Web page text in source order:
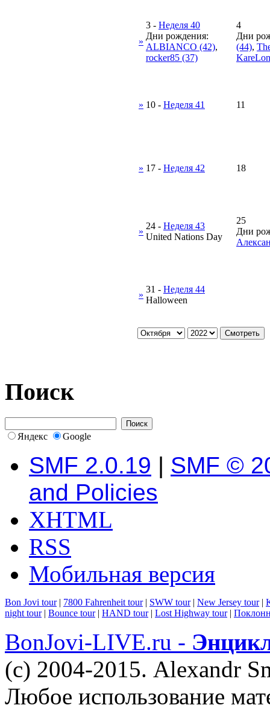
»
3 - Неделя 40
Дни рождения:
ALBIANCO (42),
rocker85 (37)
4
Дни
(44),
» 10 - Неделя 41 11
» 17 - Неделя 42 18
»
24 - Неделя 43
United Nations Day
25
Дни
»
31 - Неделя 44
Halloween
Поиск
Яндекс Google
SMF 2.0.19 | SMF ©
and Policies
XHTML
RSS
Мобильная версия
Bon Jovi tour| 7800 Fahrenheit tour| SWW tour| New Jersey tour|
night tour| Bounce tour| HAND tour| Lost Highway tour|
BonJovi-LIVE.ru -
(c) 2004-2015. Alexandr
Любое использование